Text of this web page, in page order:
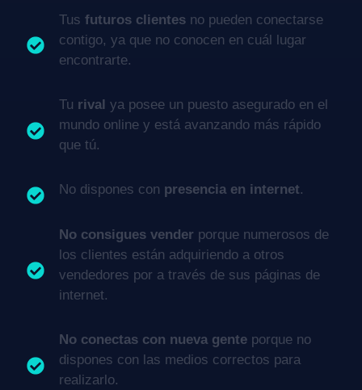
Tus futuros clientesno pueden conectarse
contigo, ya que no conocen en cuál lugar
encontrarte.
Tu rival ya posee un puesto asegurado en el
mundo online y está avanzando más rápido
que tú.
No dispones con presencia en internet.
No consigues vender porque numerosos de
los clientes están adquiriendo a otros
vendedores por a través de sus páginas de
internet.
No conectas con nueva genteporque no
dispones con las medios correctos para
realizarlo.